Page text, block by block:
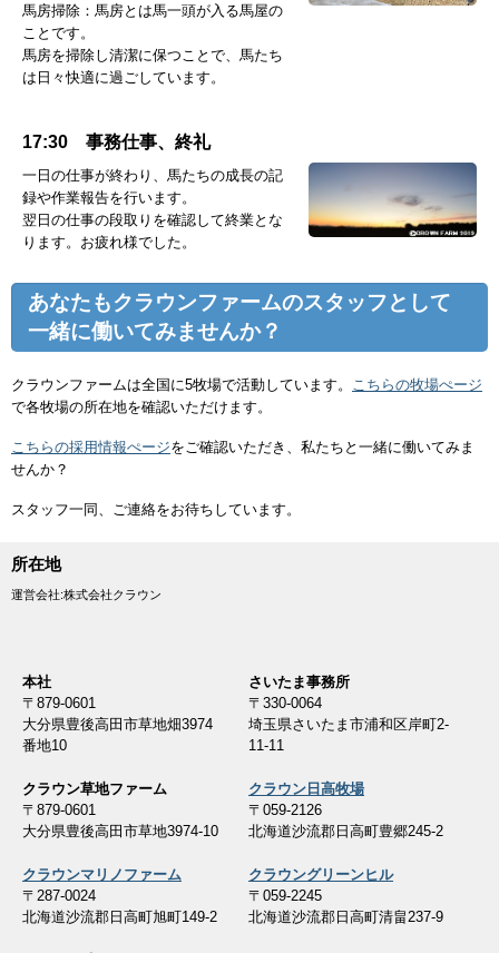
馬房掃除：馬房とは馬一頭が入る馬屋の
ことです。
馬房を掃除し清潔に保つことで、馬たち
は日々快適に過ごしています。
17:30 事務仕事、終礼
一日の仕事が終わり、馬たちの成長の記
録や作業報告を行います。
翌日の仕事の段取りを確認して終業とな
ります。お疲れ様でした。
あなたもクラウンファームのスタッフとして
一緒に働いてみませんか？
クラウンファームは全国に5牧場で活動しています。
こちらの牧場ぺージ
で各牧場の所在地を確認いただけます。
こちらの採用情報ぺージをご確認いただき、私たちと一緒に働いてみま
せんか？
スタッフ一同、ご連絡をお待ちしています。
所在地
運営会社:株式会社クラウン
本社
〒879-0601
大分県豊後高田市草地畑3974
番地10
さいたま事務所
〒330-0064
埼玉県さいたま市浦和区岸町2-
11-11
クラウン草地ファーム
〒879-0601
大分県豊後高田市草地3974-10
クラウン日高牧場
〒059-2126
北海道沙流郡日高町豊郷245-2
クラウンマリノファーム
〒287-0024
北海道沙流郡日高町旭町149-2
クラウングリーンヒル
〒059-2245
北海道沙流郡日高町清畠237-9